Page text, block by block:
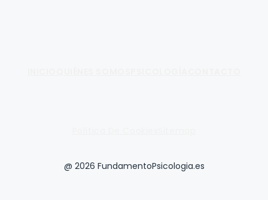
@ 2026 FundamentoPsicologia.es